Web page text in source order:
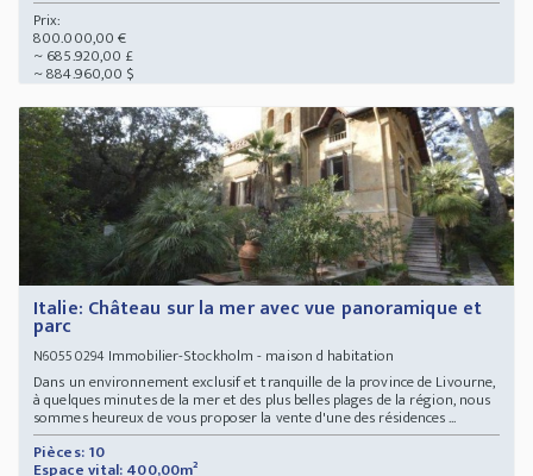
Prix:
800.000,00 €
~ 685.920,00 £
~ 884.960,00 $
Italie: Château sur la mer avec vue panoramique et
parc
N60550294Immobilier-Stockholm - maison d habitation
Dans un environnement exclusif et tranquille de la province de Livourne,
à quelques minutes de la mer et des plus belles plages de la région, nous
sommes heureux de vous proposer la vente d'une des résidences ...
Pièces: 10
Espace vital: 400,00m²